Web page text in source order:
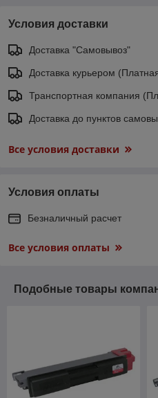
Условия доставки
Доставка "Самовывоз"
Доставка курьером
Транспортная компания
Доставка до пунктов
Все условия доставки
Условия оплаты
Безналичный расчет
Все условия оплаты
Подобные товары